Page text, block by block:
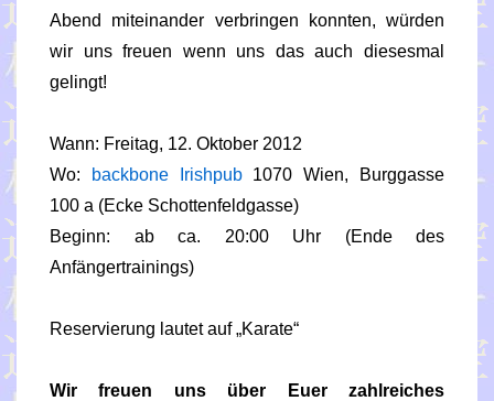
Abend miteinander verbringen konnten, würden
wir uns freuen wenn uns das auch diesesmal
gelingt!
Wann: Freitag, 12. Oktober 2012
Wo:
backbone Irishpub1070 Wien, Burggasse
100 a (Ecke Schottenfeldgasse)
Beginn: ab ca. 20:00 Uhr (Ende des
Anfängertrainings)
Reservierung lautet auf „Karate“
Wir freuen uns über Euer zahlreiches